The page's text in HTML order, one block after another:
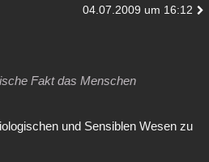
04.07.2009 um 16:12
Fakt das Menschen
und Sensiblen Wesen zu